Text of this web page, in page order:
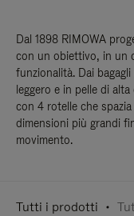
Dal 1898 RIMOWA
con un obiettivo, in un
funzionalità. Dai
leggero e in pelle di
con 4 rotelle che
dimensioni più grandi
movimento.
Tutti i prodotti